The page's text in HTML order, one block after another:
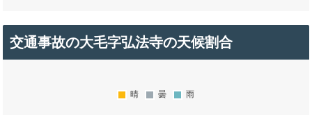
交通事故の大毛字弘法寺の天候割合